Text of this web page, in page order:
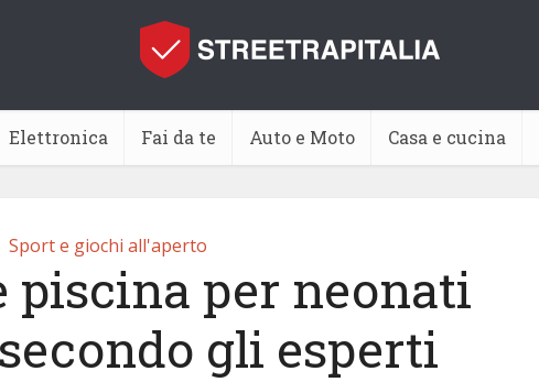
Elettronica Fai da te Auto e Moto Casa e cucina
Sport e giochi all'aperto
piscina per neonati
gli esperti